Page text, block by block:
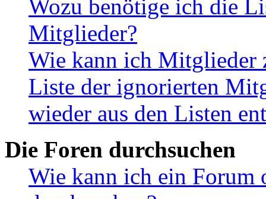
Wozu benötige ich die
Mitglieder?
Wie kann ich Mitglieder
Liste der ignorierten
wieder aus den Listen
Die Foren durchsuchen
Wie kann ich ein Forum